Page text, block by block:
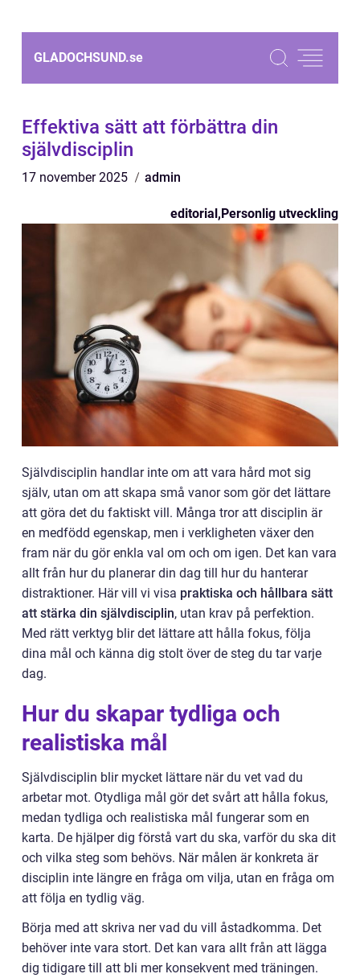
GLADOCHSUND.se
Effektiva sätt att förbättra din
självdisciplin
17 november 2025 admin
editorial,Personlig utveckling
Självdisciplin handlar inte om att vara hård mot sig
själv, utan om att skapa små vanor som gör det lättare
att göra det du faktiskt vill. Många tror att disciplin är
en medfödd egenskap, men i verkligheten växer den
fram när du gör enkla val om och om igen. Det kan vara
allt från hur du planerar din dag till hur du hanterar
distraktioner. Här vill vi visa praktiska och hållbara sätt
att stärka din självdisciplin, utan krav på perfektion.
Med rätt verktyg blir det lättare att hålla fokus, följa
dina mål och känna dig stolt över de steg du tar varje
dag.
Hur du skapar tydliga och
realistiska mål
Självdisciplin blir mycket lättare när du vet vad du
arbetar mot. Otydliga mål gör det svårt att hålla fokus,
medan tydliga och realistiska mål fungerar som en
karta. De hjälper dig förstå vart du ska, varför du ska dit
och vilka steg som behövs. När målen är konkreta är
disciplin inte längre en fråga om vilja, utan en fråga om
att följa en tydlig väg.
Börja med att skriva ner vad du vill åstadkomma. Det
behöver inte vara stort. Det kan vara allt från att lägga
dig tidigare till att bli mer konsekvent med träningen.